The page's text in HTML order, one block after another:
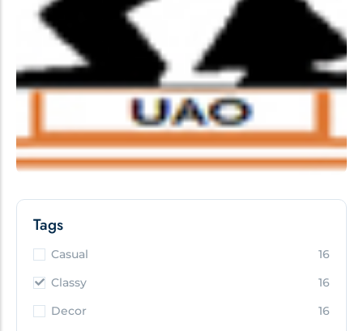
Tags
Casual
16
Classy
16
Decor
16